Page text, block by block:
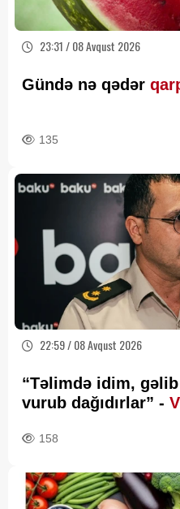
23:31 / 08 Avqust 2026
Gündə nə qədər
135
22:59 / 08 Avqust 2026
“Təlimdə idim,
vurub dağıdırlar” -
158